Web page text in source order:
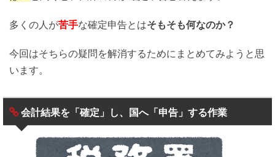
多くの人が苦手な確定申告とはそもそも何なのか？
今回はそちらの疑問を解消するためにまとめてみようと思
います。
会計結果を「確定」し、国へ「申告」する作業